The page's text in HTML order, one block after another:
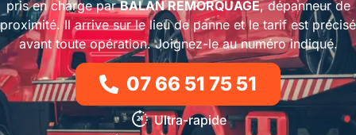
pris en charge parBALAN REMORQUAGE, dépanneur de
proximité. Il arrive sur le lieu de panne et le tarif est précisé
avant toute opération. Joignez-le au numéro indiqué.
07 66 51 75 51
Ultra-rapide